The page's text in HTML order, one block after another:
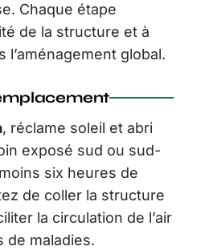
Chaque étape
de la structure et à
l’aménagement global.
, réclame soleil et abri
exposé sud ou sud-
six heures de
de coller la structure
la circulation de l’air
de maladies.